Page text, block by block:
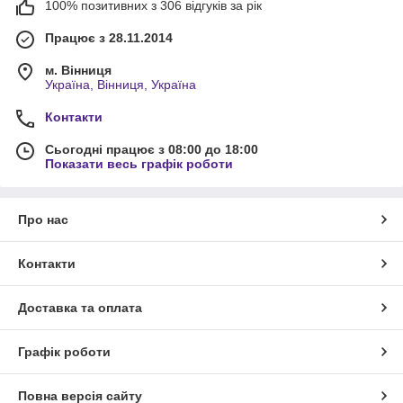
100% позитивних з 306 відгуків за рік
Працює з 28.11.2014
м. Вінниця
Україна, Вінниця, Україна
Контакти
Сьогодні працює з 08:00 до 18:00
Показати весь графік роботи
Про нас
Контакти
Доставка та оплата
Графік роботи
Повна версія сайту